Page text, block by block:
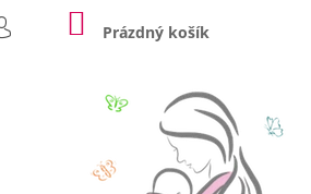
PŘIHLÁŠENÍ
NÁKUPNÍ
KOŠÍK
Prázdný košík